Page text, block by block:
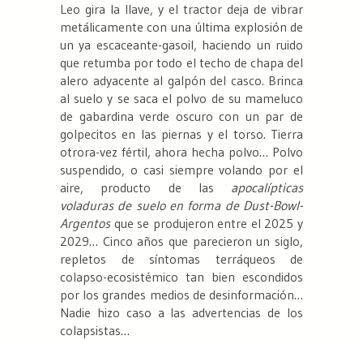
Leo gira la llave, y el tractor deja de vibrar
metálicamente con una última explosión de
un ya escaceante-gasoil, haciendo un ruido
que retumba por todo el techo de chapa del
alero adyacente al galpón del casco. Brinca
al suelo y se saca el polvo de su mameluco
de gabardina verde oscuro con un par de
golpecitos en las piernas y el torso. Tierra
otrora-vez fértil, ahora hecha polvo… Polvo
suspendido, o casi siempre volando por el
aire, producto de las apocalípticas
voladuras de suelo en forma de Dust-Bowl-
Argentosque se produjeron entre el 2025 y
2029… Cinco años que parecieron un siglo,
repletos de síntomas terráqueos de
colapso-ecosistémico tan bien escondidos
por los grandes medios de desinformación…
Nadie hizo caso a las advertencias de los
colapsistas…